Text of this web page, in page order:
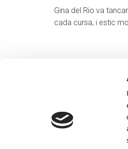
Gina del Rio va
cada cursa, i estic